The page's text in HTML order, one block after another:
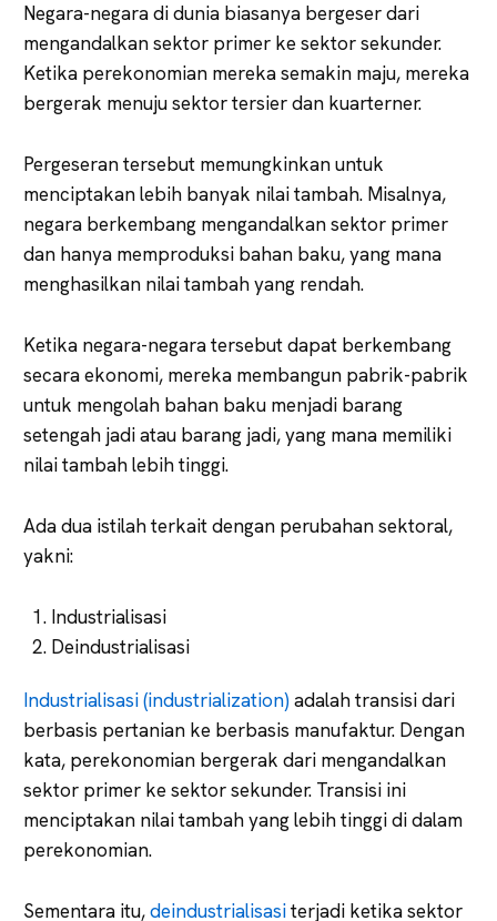
Negara-negara di dunia biasanya bergeser dari
mengandalkan sektor primer ke sektor sekunder.
Ketika perekonomian mereka semakin maju, mereka
bergerak menuju sektor tersier dan kuarterner.
Pergeseran tersebut memungkinkan untuk
menciptakan lebih banyak nilai tambah. Misalnya,
negara berkembang mengandalkan sektor primer
dan hanya memproduksi bahan baku, yang mana
menghasilkan nilai tambah yang rendah.
Ketika negara-negara tersebut dapat berkembang
secara ekonomi, mereka membangun pabrik-pabrik
untuk mengolah bahan baku menjadi barang
setengah jadi atau barang jadi, yang mana memiliki
nilai tambah lebih tinggi.
Ada dua istilah terkait dengan perubahan sektoral,
yakni:
Industrialisasi
Deindustrialisasi
Industrialisasi (industrialization)adalah transisi dari
berbasis pertanian ke berbasis manufaktur. Dengan
kata, perekonomian bergerak dari mengandalkan
sektor primer ke sektor sekunder. Transisi ini
menciptakan nilai tambah yang lebih tinggi di dalam
perekonomian.
Sementara itu,deindustrialisasiterjadi ketika sektor